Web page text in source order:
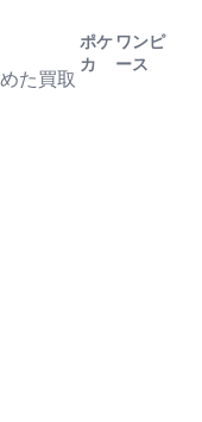
た買取
ポケ
カ
ワンピ
ース